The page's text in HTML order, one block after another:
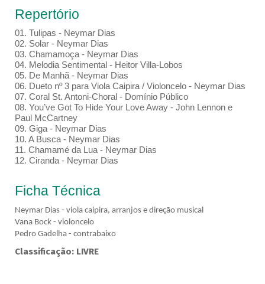
Repertório
01. Tulipas - Neymar Dias
02. Solar - Neymar Dias
03. Chamamoça - Neymar Dias
04. Melodia Sentimental - Heitor Villa-Lobos
05. De Manhã - Neymar Dias
06. Dueto nº 3 para Viola Caipira / Violoncelo - Neymar Dias
07. Coral St. Antoni-Choral - Domínio Público
08. You’ve Got To Hide Your Love Away - John Lennon e
Paul McCartney
09. Giga - Neymar Dias
10. A Busca - Neymar Dias
11. Chamamé da Lua - Neymar Dias
12. Ciranda - Neymar Dias
Ficha Técnica
Neymar Dias - viola caipira, arranjos e direção musical
Vana Bock - violoncelo
Pedro Gadelha - contrabaixo
Classificação: LIVRE